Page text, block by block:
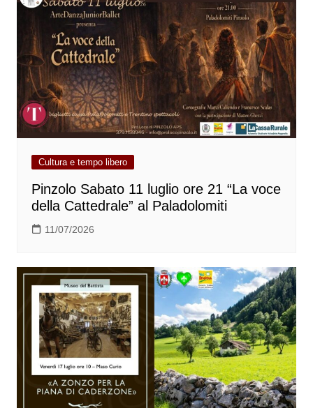
Cultura e tempo libero
Pinzolo Sabato 11 luglio ore 21 “La voce
della Cattedrale” al Paladolomiti
11/07/2026